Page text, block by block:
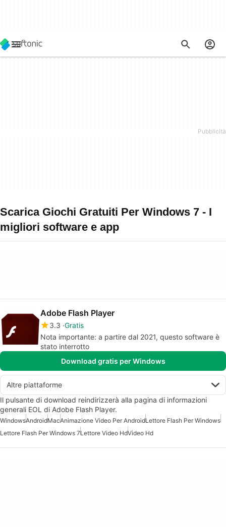
Scarica Giochi Gratuiti Per Windows 7 - I
migliori software e app
Adobe Flash Player
3.3 Gratis
Nota importante: a partire dal 2021, questo software è
stato interrotto
Download gratis per Windows
Altre piattaforme
Il pulsante di download reindirizzerà alla pagina di informazioni
generali EOL di Adobe Flash Player.
WindowsAndroidMacAnimazione Video Per AndroidLettore Flash Per Windows
Lettore Flash Per Windows 7Lettore Video HdVideo Hd